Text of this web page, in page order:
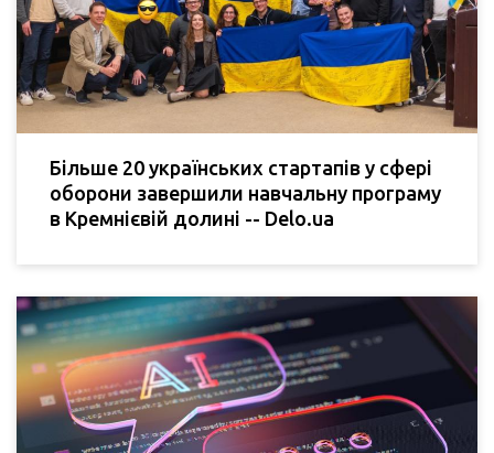
Більше 20 українських стартапів у сфері
оборони завершили навчальну програму
в Кремнієвій долині -- Delo.ua